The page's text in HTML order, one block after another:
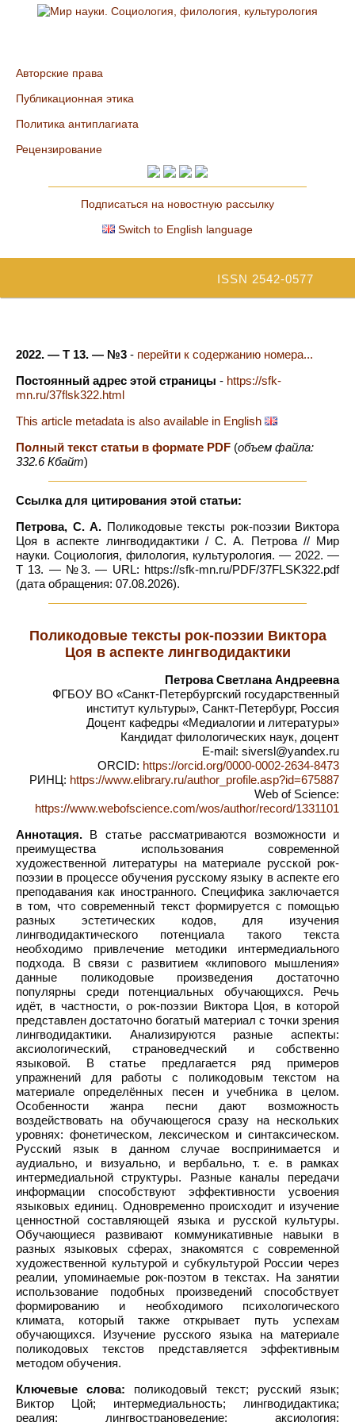
Авторские права
Публикационная этика
Политика антиплагиата
Рецензирование
Подписаться на новостную рассылку
Switch to English language
ISSN 2542-0577
2022. — Т 13. — №3 - перейти к содержанию номера...
Постоянный адрес этой страницы - https://sfk-
mn.ru/37flsk322.html
This article metadata is also available in English
Полный текст статьи в формате PDF (объем файла:
332.6 Кбайт)
Ссылка для цитирования этой статьи:
Петрова, С. А. Поликодовые тексты рок-поэзии Виктора
Цоя в аспекте лингводидактики / С. А. Петрова // Мир
науки. Социология, филология, культурология. — 2022. —
Т 13. — №3. — URL: https://sfk-mn.ru/PDF/37FLSK322.pdf
(дата обращения: 07.08.2026).
Поликодовые тексты рок-поэзии Виктора
Цоя в аспекте лингводидактики
Петрова Светлана Андреевна
ФГБОУ ВО «Санкт-Петербургский государственный
институт культуры», Санкт-Петербург, Россия
Доцент кафедры «Медиалогии и литературы»
Кандидат филологических наук, доцент
E-mail: siversl@yandex.ru
ORCID: https://orcid.org/0000-0002-2634-8473
РИНЦ: https://www.elibrary.ru/author_profile.asp?id=675887
Web of Science:
https://www.webofscience.com/wos/author/record/1331101
Аннотация. В статье рассматриваются возможности и
преимущества использования современной
художественной литературы на материале русской рок-
поэзии в процессе обучения русскому языку в аспекте его
преподавания как иностранного. Специфика заключается
в том, что современный текст формируется с помощью
разных эстетических кодов, для изучения
лингводидактического потенциала такого текста
необходимо привлечение методики интермедиального
подхода. В связи с развитием «клипового мышления»
данные поликодовые произведения достаточно
популярны среди потенциальных обучающихся. Речь
идёт, в частности, о рок-поэзии Виктора Цоя, в которой
представлен достаточно богатый материал с точки зрения
лингводидактики. Анализируются разные аспекты:
аксиологический, страноведческий и собственно
языковой. В статье предлагается ряд примеров
упражнений для работы с поликодовым текстом на
материале определённых песен и учебника в целом.
Особенности жанра песни дают возможность
воздействовать на обучающегося сразу на нескольких
уровнях: фонетическом, лексическом и синтаксическом.
Русский язык в данном случае воспринимается и
аудиально, и визуально, и вербально, т. е. в рамках
интермедиальной структуры. Разные каналы передачи
информации способствуют эффективности усвоения
языковых единиц. Одновременно происходит и изучение
ценностной составляющей языка и русской культуры.
Обучающиеся развивают коммуникативные навыки в
разных языковых сферах, знакомятся с современной
художественной культурой и субкультурой России через
реалии, упоминаемые рок-поэтом в текстах. На занятии
использование подобных произведений способствует
формированию и необходимого психологического
климата, который также открывает путь успехам
обучающихся. Изучение русского языка на материале
поликодовых текстов представляется эффективным
методом обучения.
Ключевые слова: поликодовый текст; русский язык;
Виктор Цой; интермедиальность; лингводидактика;
реалия; лингвострановедение; аксиология;